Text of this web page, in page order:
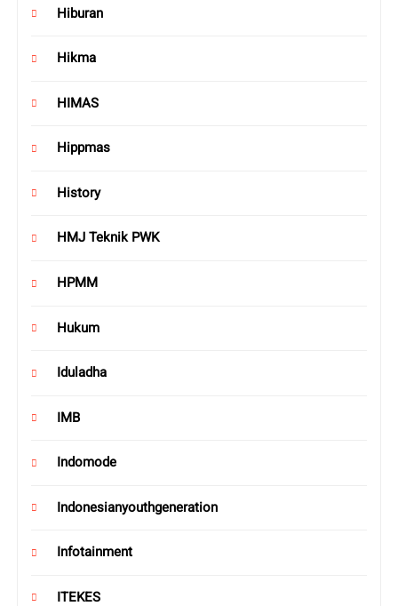
Hiburan
Hikma
HIMAS
Hippmas
History
HMJ Teknik PWK
HPMM
Hukum
Iduladha
IMB
Indomode
Indonesianyouthgeneration
Infotainment
ITEKES